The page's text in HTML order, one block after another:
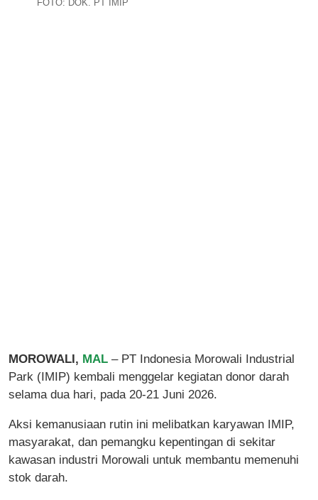
FOTO: DOK. PT IMIP
MOROWALI, MAL – PT Indonesia Morowali Industrial
Park (IMIP) kembali menggelar kegiatan donor darah
selama dua hari, pada 20-21 Juni 2026.
Aksi kemanusiaan rutin ini melibatkan karyawan IMIP,
masyarakat, dan pemangku kepentingan di sekitar
kawasan industri Morowali untuk membantu memenuhi
stok darah.